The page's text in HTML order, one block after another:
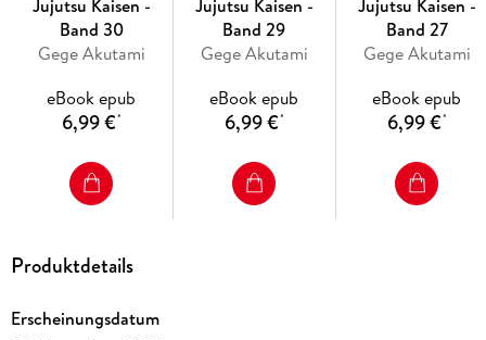
Jujutsu Kaisen -
Band 30
Gege Akutami
eBook epub
6,99 €*
Jujutsu Kaisen -
Band 29
Gege Akutami
eBook epub
6,99 €*
Jujutsu Kaisen -
Band 27
Gege Akutami
eBook epub
6,99 €*
Produktdetails
Erscheinungsdatum